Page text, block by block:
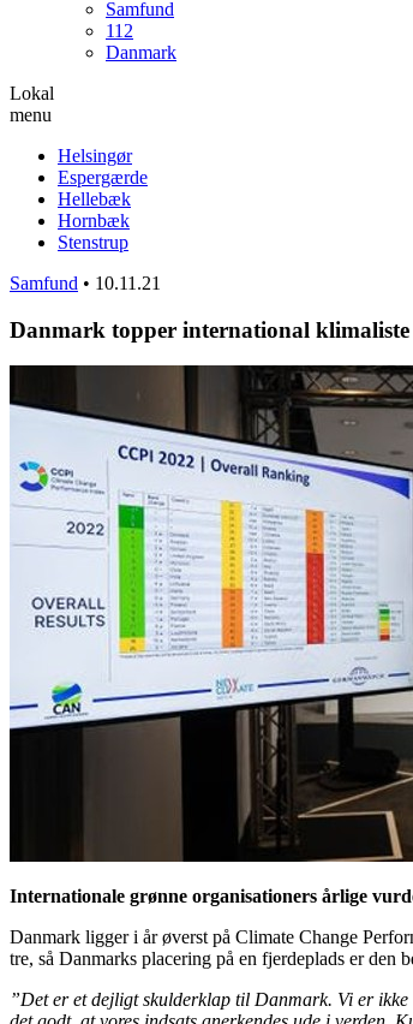
Samfund
112
Danmark
Lokal
menu
Helsingør
Espergærde
Hellebæk
Hornbæk
Stenstrup
Samfund • 10.11.21
Danmark topper international klimaliste
Internationale grønne organisationers årlige
Danmark ligger i år øverst på Climate Change
tre, så Danmarks placering på en fjerdeplads er den
”Det er et dejligt skulderklap til Danmark. Vi er